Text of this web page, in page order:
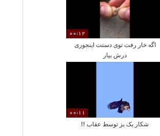
00:12
اگه خار رفت توی دستت اینجوری
درش بیار
00:11
شکار یک بز توسط عقاب !!